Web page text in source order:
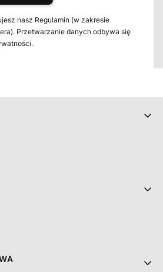
nasz Regulamin (w zakresie
Przetwarzanie danych odbywa się